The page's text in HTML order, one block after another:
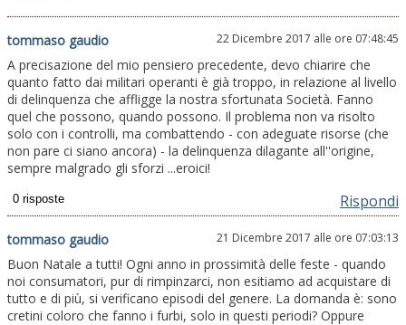
tommaso gaudio 22 Dicembre 2017 alle ore 07:48:45
A precisazione del mio pensiero precedente, devo chiarire che
quanto fatto dai militari operanti è già troppo, in relazione al livello
di delinquenza che affligge la nostra sfortunata Società. Fanno
quel che possono, quando possono. Il problema non va risolto
solo con i controlli, ma combattendo - con adeguate risorse (che
non pare ci siano ancora) - la delinquenza dilagante all''origine,
sempre malgrado gli sforzi ...eroici!
Rispondi
tommaso gaudio 21 Dicembre 2017 alle ore 07:03:13
Buon Natale a tutti! Ogni anno in prossimità delle feste - quando
noi consumatori, pur di rimpinzarci, non esitiamo ad acquistare di
tutto e di più, si verificano episodi del genere. La domanda è: sono
cretini coloro che fanno i furbi, solo in questi periodi? Oppure